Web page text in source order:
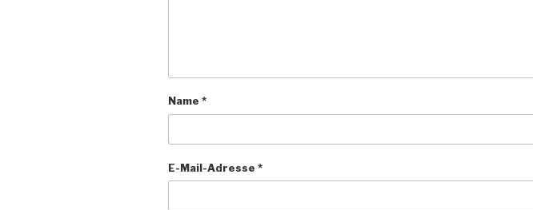
Name*
E-Mail-Adresse*